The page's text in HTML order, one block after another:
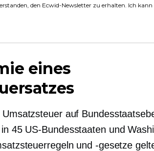
den Ecwid-Newsletter zu erhalten. Ich
eines
auf
45 US-Bundesstaaten und
und -gesetze